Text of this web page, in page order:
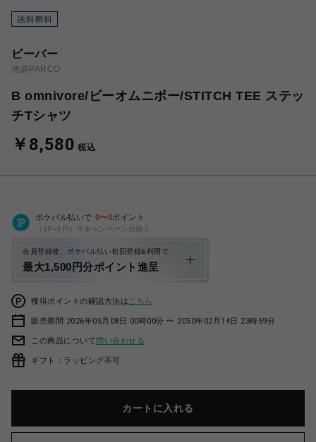
ビーバー
池袋PARCO
B omnivore/ビーオムニボー/STITCH TEE ステッ
チTシャツ
￥8,580 税込
ポケパル払いで 0〜0ポイント
（1P=1円）※キャンペーン分除く
会員登録後、ポケパル払い初回登録&利用で
最大1,500円分ポイント進呈
獲得ポイントの確認方法は こちら
販売期間 2026年05月08日 00時00分 〜 2050年02月14日 23時59分
この商品について問い合わせる
ギフト：ラッピング不可
カートに入れる